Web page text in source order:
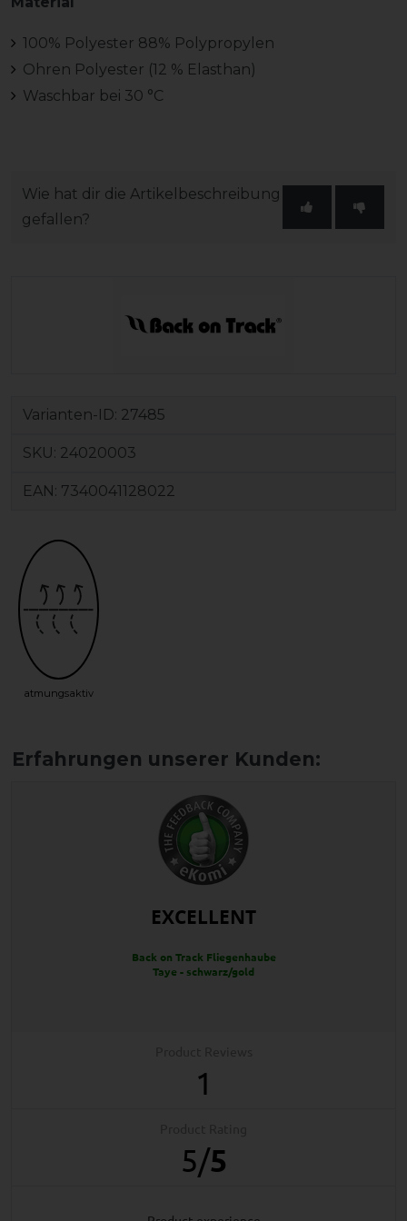
100% Polyester 88% Polypropylen
Ohren Polyester (12 % Elasthan)
Waschbar bei 30 °C
Wie hat dir die Artikelbeschreibung
gefallen?
Varianten-ID: 27485
SKU: 24020003
EAN: 7340041128022
atmungsaktiv
EXCELLENT
Back on Track Fliegenhaube
Taye - schwarz/gold
1
5/5